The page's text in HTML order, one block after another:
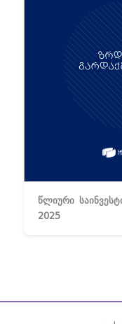
წლიური
2025